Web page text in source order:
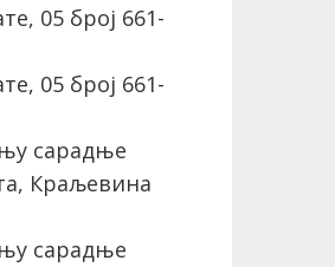
05 број 661-
05 број 661-
сарадње
Краљевина
сарадње